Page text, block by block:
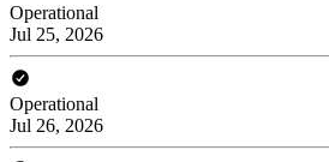
Operational
Jul 25, 2026
Operational
Jul 26, 2026